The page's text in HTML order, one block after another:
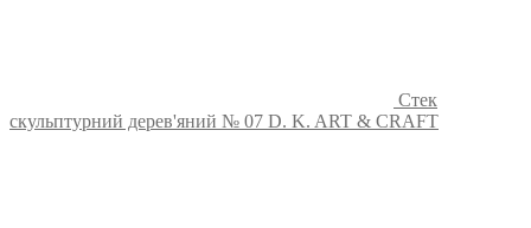
Стек
скульптурний дерев'яний № 07 D. K. ART & CRAFT